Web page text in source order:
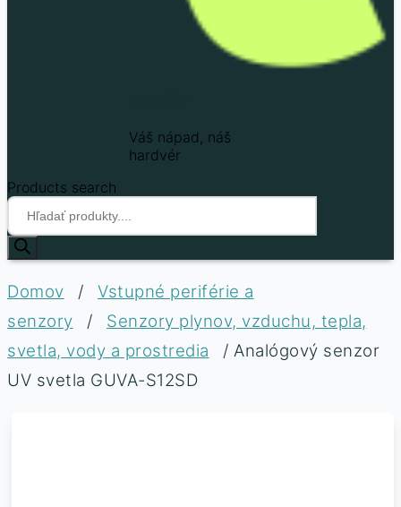
Váš nápad, náš
hardvér
Products search
Domov /
Vstupné periférie a
senzory
/
Senzory plynov, vzduchu, tepla,
svetla, vody a prostredia
/ Analógový senzor
UV svetla GUVA-S12SD